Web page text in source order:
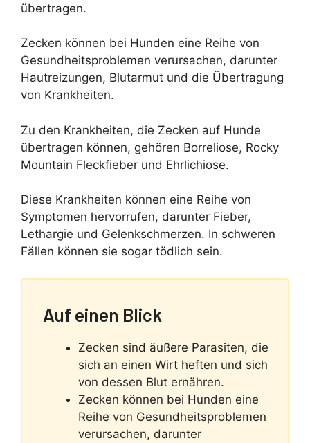
übertragen.
Zecken können bei Hunden eine Reihe von
Gesundheitsproblemen verursachen, darunter
Hautreizungen, Blutarmut und die Übertragung
von Krankheiten.
Zu den Krankheiten, die Zecken auf Hunde
übertragen können, gehören Borreliose, Rocky
Mountain Fleckfieber und Ehrlichiose.
Diese Krankheiten können eine Reihe von
Symptomen hervorrufen, darunter Fieber,
Lethargie und Gelenkschmerzen. In schweren
Fällen können sie sogar tödlich sein.
Auf einen Blick
Zecken sind äußere Parasiten, die
sich an einen Wirt heften und sich
von dessen Blut ernähren.
Zecken können bei Hunden eine
Reihe von Gesundheitsproblemen
verursachen, darunter